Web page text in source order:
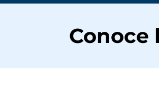
navegación
Conoce